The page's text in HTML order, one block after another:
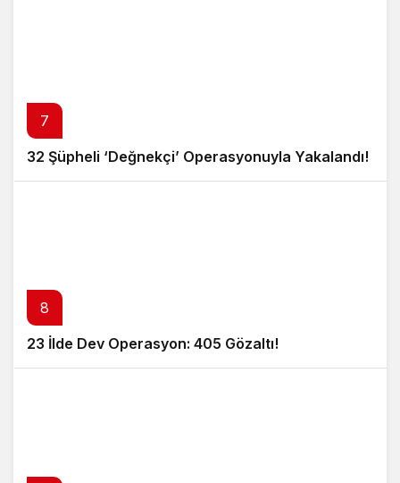
7
32 Şüpheli ‘Değnekçi’ Operasyonuyla Yakalandı!
8
23 İlde Dev Operasyon: 405 Gözaltı!